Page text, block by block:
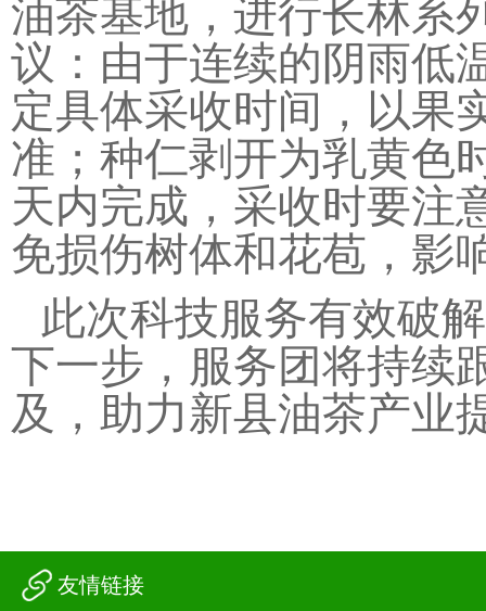
油茶基地，进行长林系
议：由于连续的阴雨低
定具体采收时间，以果
准；种仁剥开为乳黄色
天内完成，采收时要注
免损伤树体和花苞，影
此次科技服务有效破
下一步，服务团将持续
及，助力新县油茶产业
友情链接